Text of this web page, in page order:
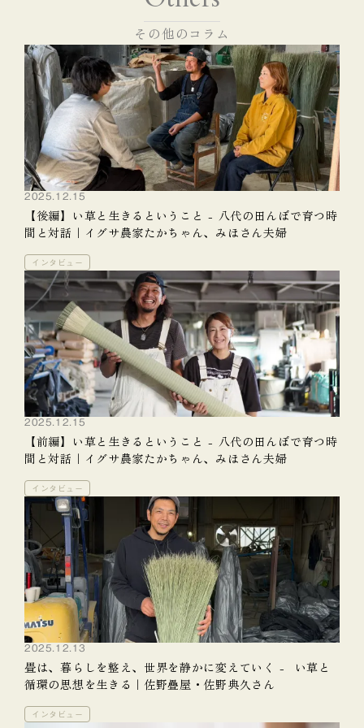
その他のコラム
2025.12.15
【後編】い草と生きるということ - 八代の田んぼで育つ時
間と対話｜イグサ農家たかちゃん、みほさん夫婦
インタビュー
2025.12.15
【前編】い草と生きるということ - 八代の田んぼで育つ時
間と対話｜イグサ農家たかちゃん、みほさん夫婦
インタビュー
2025.12.13
畳は、暮らしを整え、世界を静かに変えていく - い草と
循環の思想を生きる｜佐野疊屋・佐野典久さん
インタビュー